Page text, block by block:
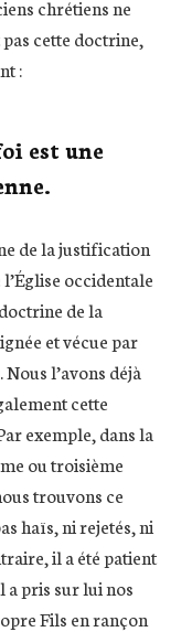
chrétiens ne
cette doctrine,
:
est une
de la justification
occidentale
de la
et vécue par
l’avons déjà
cette
exemple, dans la
ou troisième
trouvons ce
haïs, ni rejetés, ni
il a été patient
a pris sur lui nos
Fils en rançon